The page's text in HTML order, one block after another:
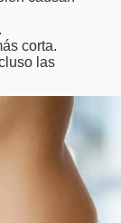
causan
corta.